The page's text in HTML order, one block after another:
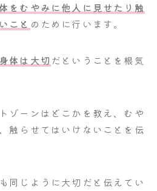
をむやみに他人に見せたり触
こと のために行います。
体は大切 だということを根気
ゾーンはどこかを教え、むや
触らせてはいけないことを伝
同じように大切だと伝えてい